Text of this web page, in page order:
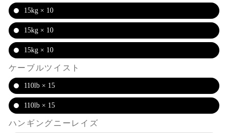
15kg × 10
15kg × 10
15kg × 10
ケーブルツイスト
110lb × 15
110lb × 15
ハンギングニーレイズ